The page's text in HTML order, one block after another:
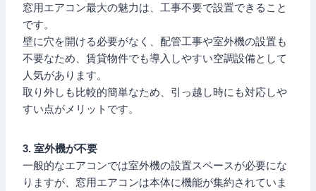
窓用エアコン最大の魅力は、工事不要で設置できること
です。
壁に穴を開ける必要がなく、配管工事や室外機の設置も
不要なため、賃貸物件でも導入しやすい空調設備として
人気があります。
取り外しも比較的簡単なため、引っ越し時にも対応しや
すい点がメリットです。
3. 室外機が不要
一般的なエアコンでは室外機の設置スペースが必要にな
りますが、窓用エアコンは本体に機能が集約されていま